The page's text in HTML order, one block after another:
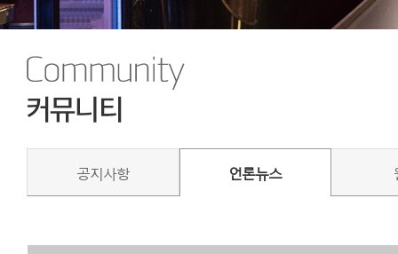
공지사항 언론뉴스